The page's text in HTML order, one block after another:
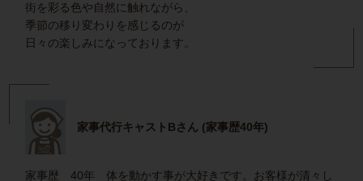
街を彩る色や自然に触れながら、
季節の移り変わりを感じるのが
日々の楽しみになっております。
家事代行キャストBさん (家事歴40年)
家事歴 40年 体を動かす事が大好きです。お客様が清々し